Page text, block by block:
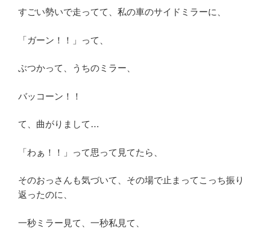
すごい勢いで走ってて、私の車のサイドミラーに、
「ガーン！！」って、
ぶつかって、うちのミラー、
バッコーン！！
て、曲がりまして…
「わぁ！！」って思って見てたら、
そのおっさんも気づいて、その場で止まってこっち振り
返ったのに、
一秒ミラー見て、一秒私見て、